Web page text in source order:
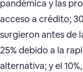
pandémica y las
acceso a crédito;
surgieron antes de
25% debido a la
alternativa; y el